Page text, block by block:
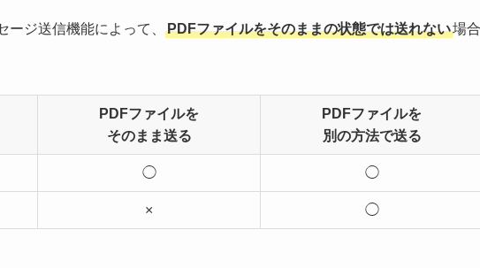
ジ送信機能によって、 PDFファイルをそのままの状態では送れない場合
PDFファイルを
そのまま送る
PDFファイルを
別の方法で送る
◯ ◯
× ◯